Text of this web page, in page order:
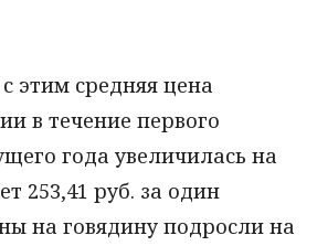
этим средняя цена
в течение первого
года увеличилась на
253,41 руб. за один
на говядину подросли на